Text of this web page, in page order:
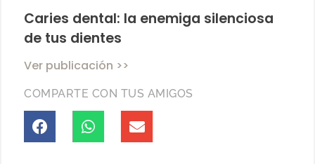
Caries dental: la enemiga silenciosa
de tus dientes
Ver publicación >>
COMPARTE CON TUS AMIGOS